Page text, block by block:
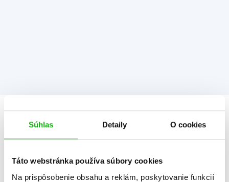
Súhlas Detaily O cookies
Táto webstránka používa súbory cookies
Na prispôsobenie obsahu a reklám, poskytovanie funkcií
Informácie
Žáner
ilustrované knihy
rozprávka